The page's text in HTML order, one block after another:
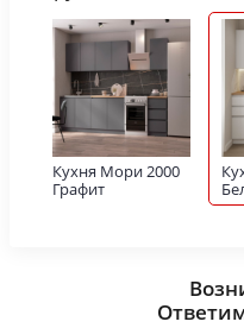
Кухня Мори 2000
Графит